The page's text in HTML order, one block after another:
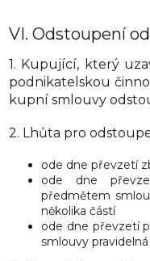
VI.Odstoupení
1. Kupující, který
podnikatelskou
kupní smlouvy
2. Lhůta pro
ode dne převzetí
ode dne
předmětem
několika částí
ode dne převzetí
smlouvy